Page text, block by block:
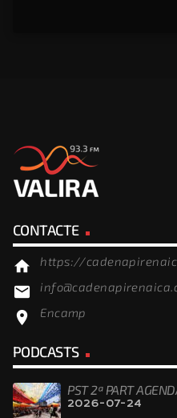
CONTACTE
home https://
email
location_on Encamp
PODCASTS
PST 2ª PART
2026-07-24